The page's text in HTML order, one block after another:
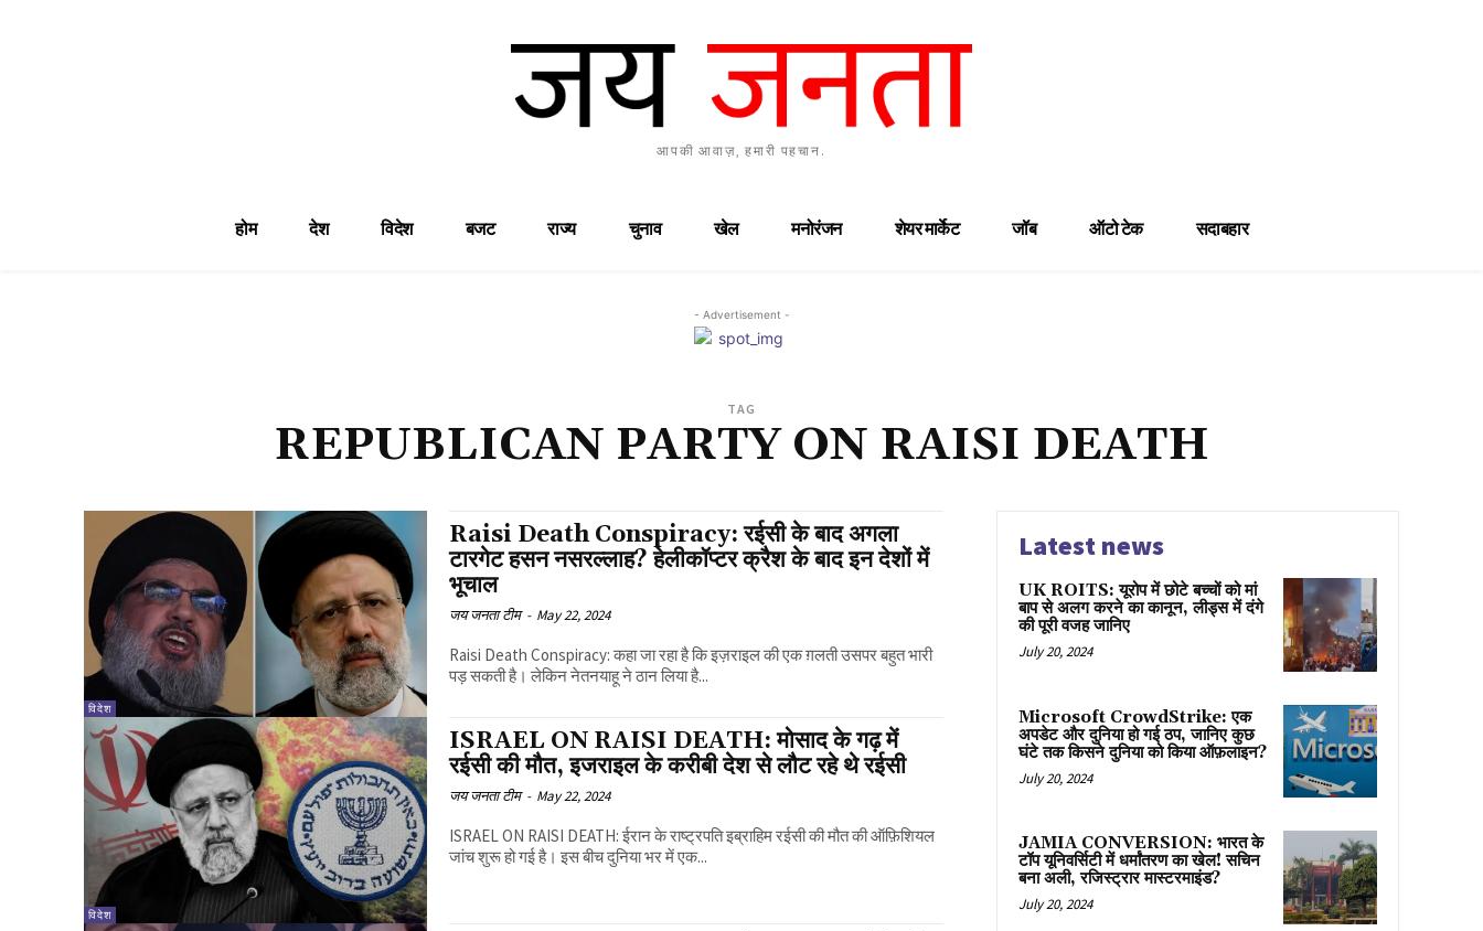
आपकी आवाज़, हमारी पहचान.
होम देश विदेश बजट राज्य चुनाव खेल मनोरंजन शेयर मार्केट जॉब ऑटो टेक सदाबहार
- Advertisement -
TAG
REPUBLICAN PARTY ON RAISI DEATH
विदेश
Raisi Death Conspiracy: रईसी के बाद अगला
टारगेट हसन नसरल्लाह? हेलीकॉप्टर क्रैश के बाद इन देशों में
भूचाल
जय जनता टीम - May 22, 2024
Raisi Death Conspiracy: कहा जा रहा है कि इज़राइल की एक ग़लती उसपर बहुत भारी
पड़ सकती है। लेकिन नेतनयाहू ने ठान लिया है...
विदेश
ISRAEL ON RAISI DEATH: मोसाद के गढ़ में
रईसी की मौत, इजराइल के करीबी देश से लौट रहे थे रईसी
जय जनता टीम - May 22, 2024
ISRAEL ON RAISI DEATH: ईरान के राष्ट्रपति इब्राहिम रईसी की मौत की ऑफ़िशियल
जांच शुरू हो गई है। इस बीच दुनिया भर में एक...
Latest news
UK ROITS: यूरोप में छोटे बच्चों को मां
बाप से अलग करने का कानून, लीड्स में दंगे
की पूरी वजह जानिए
July 20, 2024
Microsoft CrowdStrike: एक
अपडेट और दुनिया हो गई ठप, जानिए कुछ
घंटे तक किसने दुनिया को किया ऑफ़लाइन?
July 20, 2024
JAMIA CONVERSION: भारत के
टॉप यूनिवर्सिटी में धर्मांतरण का खेल! सचिन
बना अली, रजिस्ट्रार मास्टरमाइंड?
July 20, 2024